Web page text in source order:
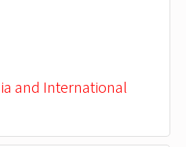
and International